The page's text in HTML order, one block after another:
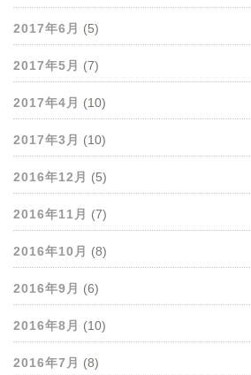
2017年6月 (5)
2017年5月 (7)
2017年4月 (10)
2017年3月 (10)
2016年12月 (5)
2016年11月 (7)
2016年10月 (8)
2016年9月 (6)
2016年8月 (10)
2016年7月 (8)